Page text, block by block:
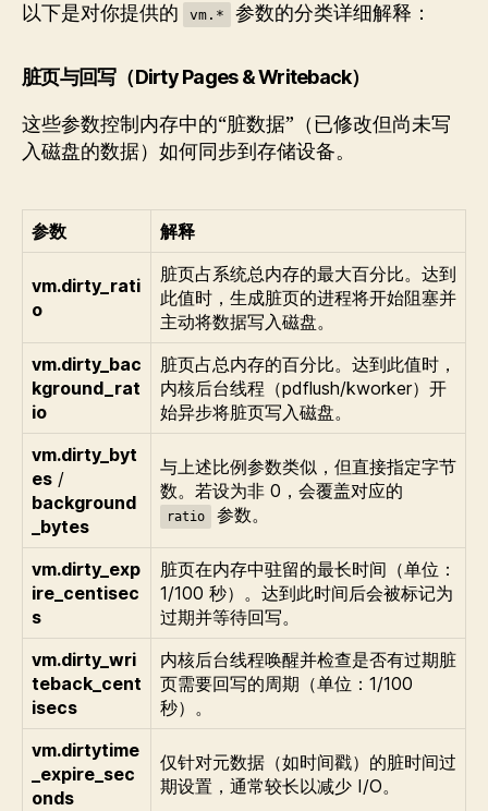
以下是对你提供的 vm.* 参数的分类详细解释：
脏页与回写（Dirty Pages & Writeback）
这些参数控制内存中的“脏数据”（已修改但尚未写
入磁盘的数据）如何同步到存储设备。
参数 解释
vm.dirty_rati
o
脏页占系统总内存的最大百分比。达到
此值时，生成脏页的进程将开始阻塞并
主动将数据写入磁盘。
vm.dirty_bac
kground_rat
io
脏页占总内存的百分比。达到此值时，
内核后台线程（pdflush/kworker）开
始异步将脏页写入磁盘。
vm.dirty_byt
es /
background
_bytes
与上述比例参数类似，但直接指定字节
数。若设为非 0，会覆盖对应的
ratio 参数。
vm.dirty_exp
ire_centisec
s
脏页在内存中驻留的最长时间（单位：
1/100 秒）。达到此时间后会被标记为
过期并等待回写。
vm.dirty_wri
teback_cent
isecs
内核后台线程唤醒并检查是否有过期脏
页需要回写的周期（单位：1/100
秒）。
vm.dirtytime
_expire_sec
onds
仅针对元数据（如时间戳）的脏时间过
期设置，通常较长以减少 I/O。